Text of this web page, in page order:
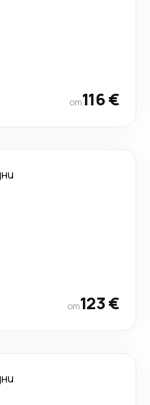
от116 €
от123 €